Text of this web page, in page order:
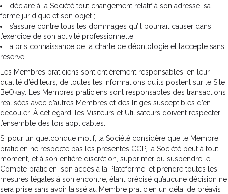
déclare à la Société tout changement relatif à son adresse, sa
forme juridique et son objet ;
s’assure contre tous les dommages qu’il pourrait causer dans
l’exercice de son activité professionnelle ;
a pris connaissance de la charte de déontologie et l’accepte sans
réserve.
Les Membres praticiens sont entièrement responsables, en leur
qualité d’éditeurs, de toutes les Informations qu’ils postent sur le Site
BeOkay. Les Membres praticiens sont responsables des transactions
réalisées avec d’autres Membres et des litiges susceptibles d’en
découler. À cet égard, les Visiteurs et Utilisateurs doivent respecter
l’ensemble des lois applicables.
Si pour un quelconque motif, la Société considère que le Membre
praticien ne respecte pas les présentes CGP, la Société peut à tout
moment, et à son entière discrétion, supprimer ou suspendre le
Compte praticien, son accès à la Plateforme, et prendre toutes les
mesures légales à son encontre, étant précisé qu’aucune décision ne
sera prise sans avoir laissé au Membre praticien un délai de préavis